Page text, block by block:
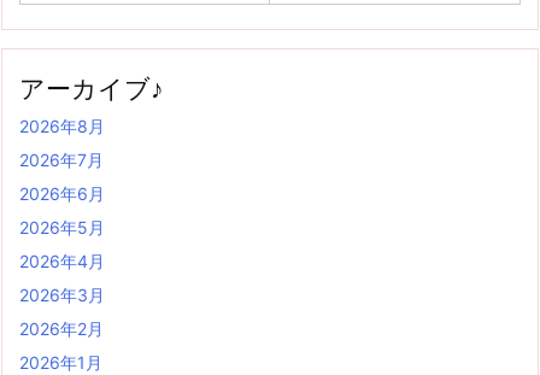
アーカイブ♪
2026年8月
2026年7月
2026年6月
2026年5月
2026年4月
2026年3月
2026年2月
2026年1月